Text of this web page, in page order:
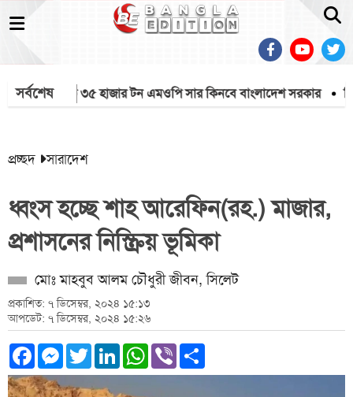
সর্বশেষ
থেকে ৩৫ হাজার টন এমওপি সার কিনবে বাংলাদেশ সরকার দিল্লিতে
প্রচ্ছদ সারাদেশ
ধ্বংস হচ্ছে শাহ আরেফিন(রহ.) মাজার,
প্রশাসনের নিস্ক্রিয় ভূমিকা
মোঃ মাহবুব আলম চৌধুরী জীবন, সিলেট
প্রকাশিত: ৭ ডিসেম্বর, ২০২৪ ১৫:১৩
আপডেট: ৭ ডিসেম্বর, ২০২৪ ১৫:২৬
Facebook
Messenger
TwitterLinkedInWhatsApp
Viber